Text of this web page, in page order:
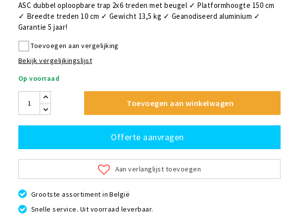
ASC dubbel oploopbare trap 2x6 treden met beugel ✓ Platformhoogte 150 cm
✓ Breedte treden 10 cm ✓ Gewicht 13,5 kg ✓ Geanodiseerd aluminium ✓
Garantie 5 jaar!
Toevoegen aan vergelijking
Bekijk vergelijkingslijst
Op voorraad
Toevoegen aan winkelwagen
Offerte aanvragen
Aan verlanglijst toevoegen
Grootste assortiment in België
Snelle service. Uit voorraad leverbaar.